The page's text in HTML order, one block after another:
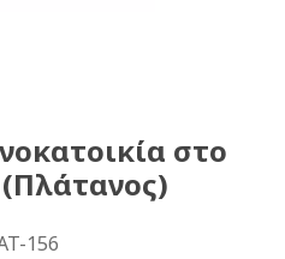
στο
156